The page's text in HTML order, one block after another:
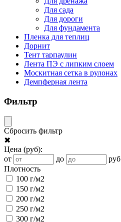
Для сада
Для дороги
Для фундамента
Пленка для теплиц
Дорнит
Тент тарпаулин
Лента ПЭ с липким слоем
Москитная сетка в рулонах
Демпферная лента
Фильтр
Сбросить фильтр
✖
Цена (руб):
от
до
руб
Плотность
100 г/м2
150 г/м2
200 г/м2
250 г/м2
300 г/м2